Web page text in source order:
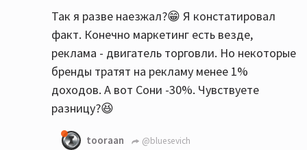
Так я разве наезжал?😁 Я констатировал
факт. Конечно маркетинг есть везде,
реклама - двигатель торговли. Но некоторые
бренды тратят на рекламу менее 1%
доходов. А вот Сони -30%. Чувствуете
разницу?😆
tooraan
@bluesevich